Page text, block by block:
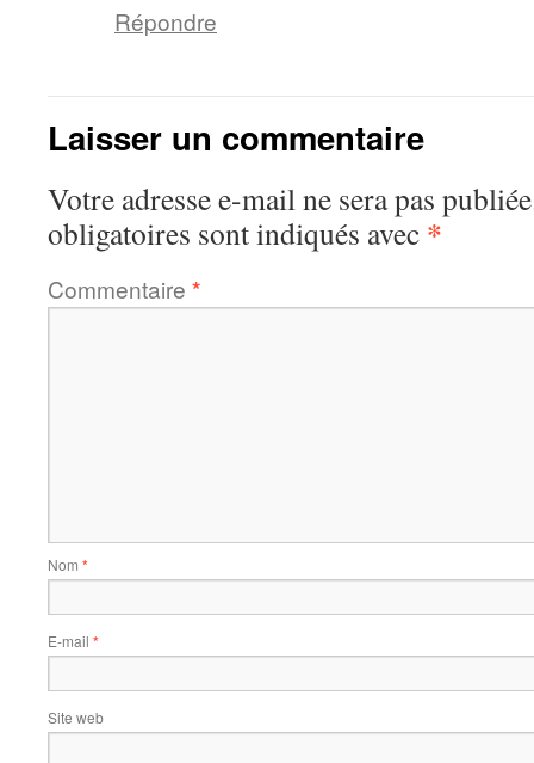
Répondre
Laisser un commentaire
Votre adresse e-mail ne sera pas
obligatoires sont indiqués avec *
Commentaire *
Nom *
E-mail *
Site web